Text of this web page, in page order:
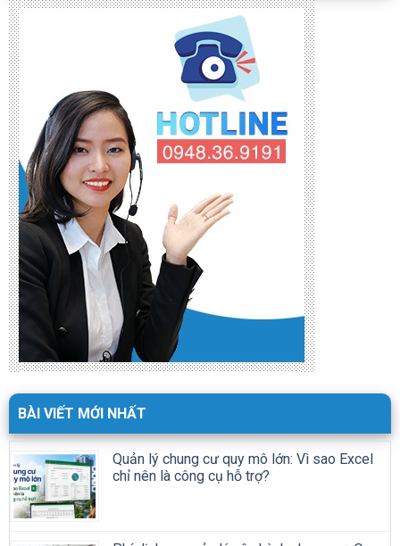
BÀI VIẾT MỚI NHẤT
Quản lý chung cư quy mô lớn: Vì sao Excel
chỉ nên là công cụ hỗ trợ?